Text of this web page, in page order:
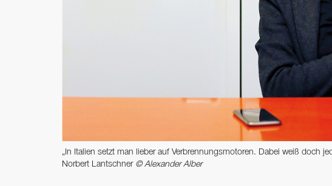
„In Italien setzt man lieber auf Verbrennungsmotoren. Dabei weiß doch
Norbert Lantschner © Alexander Alber